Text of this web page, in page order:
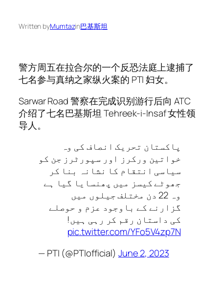
Written byMumtazin巴基斯坦
警方周五在拉合尔的一个反恐法庭上逮捕了
七名参与真纳之家纵火案的 PTI 妇女。
Sarwar Road 警察在完成识别游行后向 ATC
介绍了七名巴基斯坦 Tehreek-i-Insaf 女性领
导人。
پاکستان تحریک انصاف کی وہ
خواتین ورکرز اور سپورٹرز جن کو
سیاسی انتقام کا نشانہ بنا کر
جھوٹے کیسز میں پھنسایا گیا ہے
وہ 22 دن مختلف جیلوں میں
گزارنے کے باوجود عزم و حوصلے
کی داستان رقم کر رہی ہیں!
pic.twitter.com/YFo5V4zp7N
— PTI (@PTIofficial) June 2, 2023